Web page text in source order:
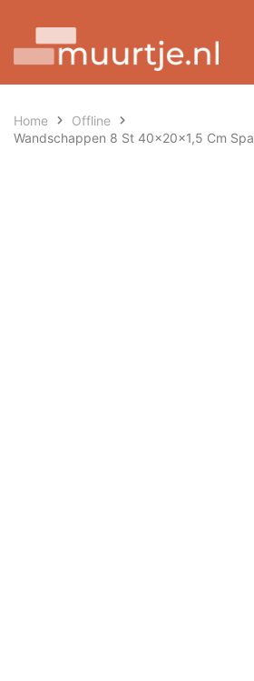
Home
Offline
Wandschappen 8 St 40x20x1,5 Cm